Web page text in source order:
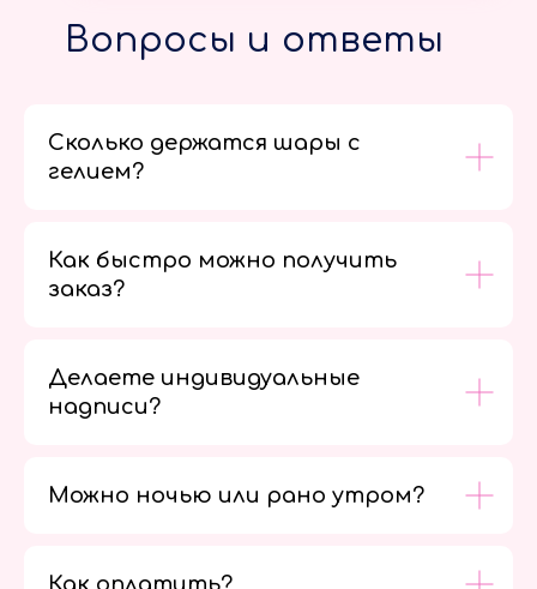
Вопросы и ответы
Сколько держатся шары с
гелием?
Как быстро можно получить
заказ?
Делаете индивидуальные
надписи?
Можно ночью или рано утром?